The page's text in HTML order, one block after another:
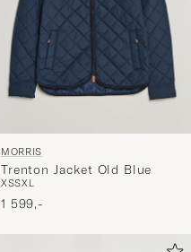
MORRIS
Trenton Jacket Old Blue
XSSXL
1 599,-